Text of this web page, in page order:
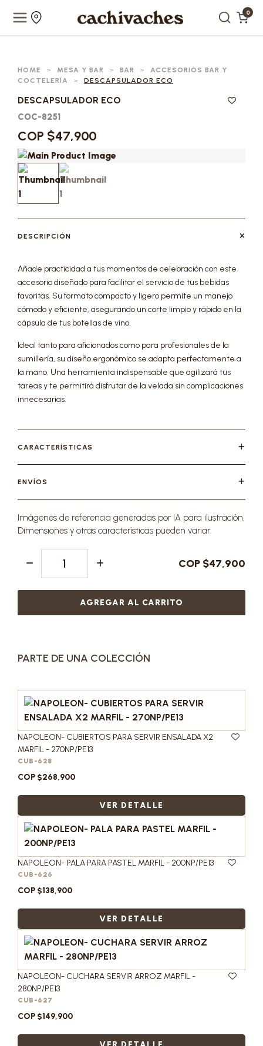
0
HOME > MESA Y BAR > BAR >
ACCESORIOS BAR Y
COCTELERÍA
> DESCAPSULADOR ECO
DESCAPSULADOR ECO
COC-8251
COP $47,900
DESCRIPCIÓN
Añade practicidad a tus momentos de celebración con este
accesorio diseñado para facilitar el servicio de tus bebidas
favoritas. Su formato compacto y ligero permite un manejo
cómodo y eficiente, asegurando un corte limpio y rápido en la
cápsula de tus botellas de vino.
Ideal tanto para aficionados como para profesionales de la
sumillería, su diseño ergonómico se adapta perfectamente a
la mano. Una herramienta indispensable que agilizará tus
tareas y te permitirá disfrutar de la velada sin complicaciones
innecesarias.
CARACTERÍSTICAS
ENVÍOS
Imágenes de referencia generadas por IA para ilustración.
Dimensiones y otras características pueden variar.
COP $47,900
AGREGAR AL CARRITO
PARTE DE UNA COLECCIÓN
NAPOLEON- CUBIERTOS PARA SERVIR ENSALADA X2
MARFIL - 270NP/PE13
CUB-628
COP $268,900
VER DETALLE
NAPOLEON- PALA PARA PASTEL MARFIL - 200NP/PE13
CUB-626
COP $138,900
VER DETALLE
NAPOLEON- CUCHARA SERVIR ARROZ MARFIL -
280NP/PE13
CUB-627
COP $149,900